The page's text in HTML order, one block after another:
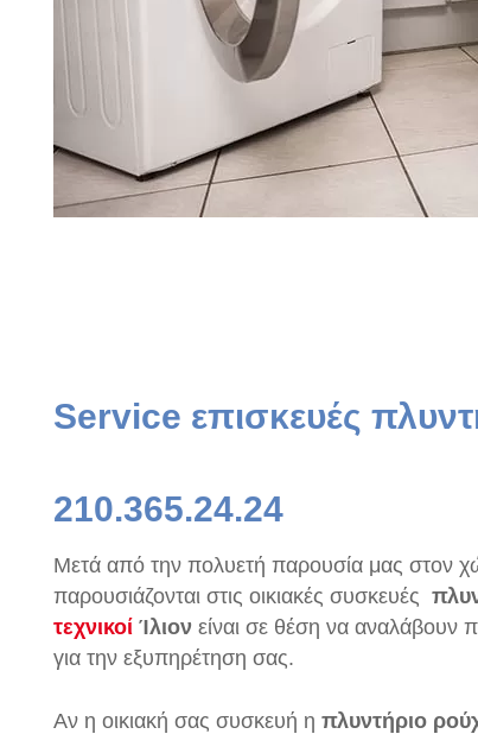
Service επισκευές
210.365.24.24
Μετά από την πολυετή παρουσία μας στον
παρουσιάζονται στις οικιακές συσκευές
τεχνικοί Ίλιον είναι σε θέση να αναλάβουν
για την εξυπηρέτηση σας.
Αν η οικιακή σας συσκευή η πλυντήριο